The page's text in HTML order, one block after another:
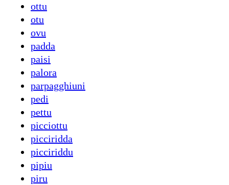
ottu
otu
ovu
padda
paisi
palora
parpagghiuni
pedi
pettu
picciottu
picciridda
picciriddu
pipiu
piru